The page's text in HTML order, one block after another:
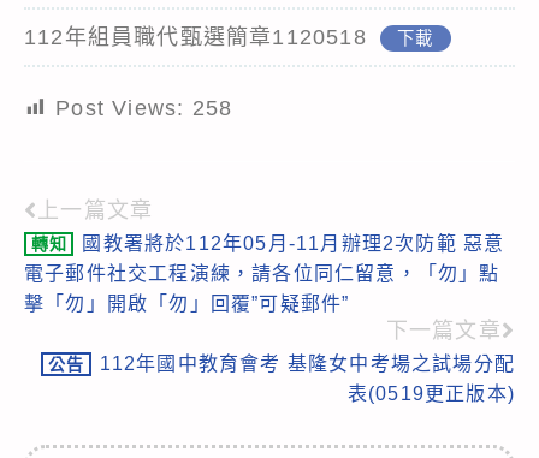
112年組員職代甄選簡章1120518 下載
Post Views: 258
Read
more
articles
上一篇文章
轉知
國教署將於112年05月-11月辦理2次防範 惡意
電子郵件社交工程演練，請各位同仁留意，「勿」點
擊「勿」開啟「勿」回覆”可疑郵件”
下一篇文章
公告
112年國中教育會考 基隆女中考場之試場分配
表(0519更正版本)